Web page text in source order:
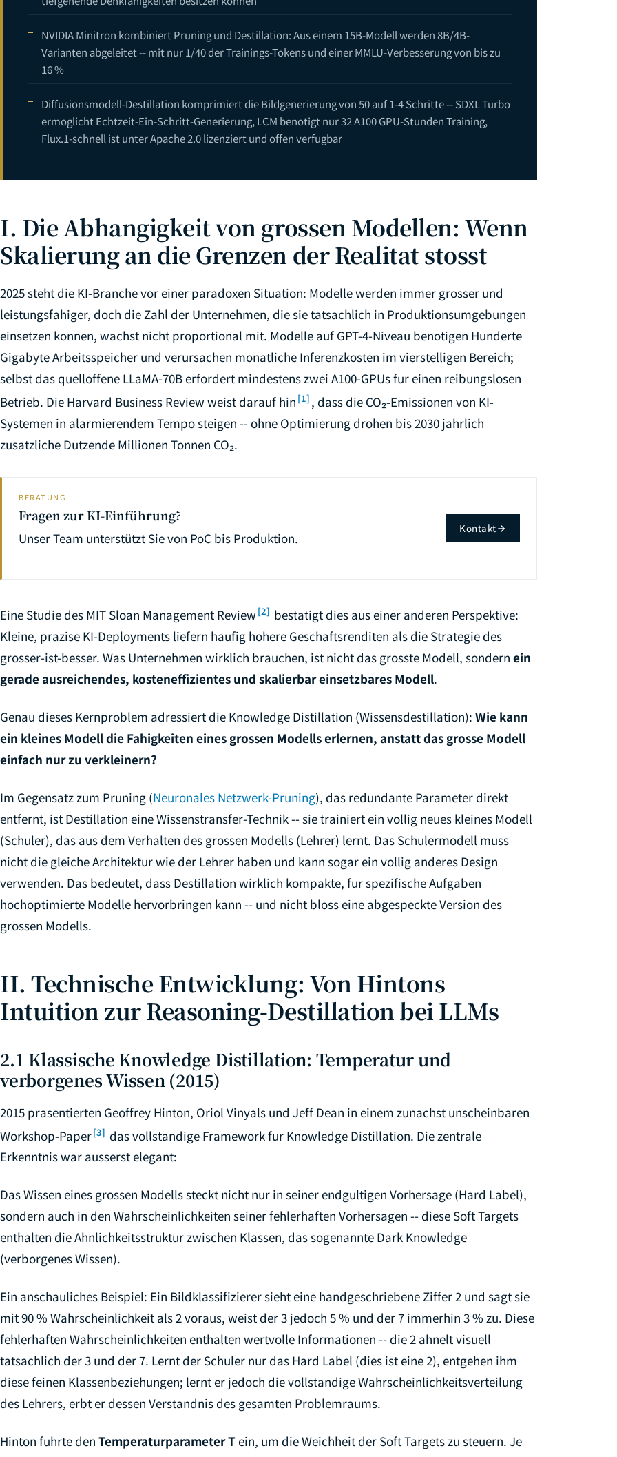
NVIDIA Minitron kombiniert Pruning und Destillation: Aus einem 15B-Modell werden 8B/4B-
Varianten abgeleitet -- mit nur 1/40 der Trainings-Tokens und einer MMLU-Verbesserung von bis zu
16 %
Diffusionsmodell-Destillation komprimiert die Bildgenerierung von 50 auf 1-4 Schritte -- SDXL Turbo
ermoglicht Echtzeit-Ein-Schritt-Generierung, LCM benotigt nur 32 A100 GPU-Stunden Training,
Flux.1-schnell ist unter Apache 2.0 lizenziert und offen verfugbar
I. Die Abhangigkeit von grossen Modellen: Wenn
Skalierung an die Grenzen der Realitat stosst
2025 steht die KI-Branche vor einer paradoxen Situation: Modelle werden immer grosser und
leistungsfahiger, doch die Zahl der Unternehmen, die sie tatsachlich in Produktionsumgebungen
einsetzen konnen, wachst nicht proportional mit. Modelle auf GPT-4-Niveau benotigen Hunderte
Gigabyte Arbeitsspeicher und verursachen monatliche Inferenzkosten im vierstelligen Bereich;
selbst das quelloffene LLaMA-70B erfordert mindestens zwei A100-GPUs fur einen reibungslosen
Betrieb. Die Harvard Business Review weist darauf hin [1] , dass die CO₂-Emissionen von KI-
Systemen in alarmierendem Tempo steigen -- ohne Optimierung drohen bis 2030 jahrlich
zusatzliche Dutzende Millionen Tonnen CO₂.
BERATUNG
Fragen zur KI-Einführung?
Unser Team unterstützt Sie von PoC bis Produktion.
Kontakt
Eine Studie des MIT Sloan Management Review [2] bestatigt dies aus einer anderen Perspektive:
Kleine, prazise KI-Deployments liefern haufig hohere Geschaftsrenditen als die Strategie des
grosser-ist-besser. Was Unternehmen wirklich brauchen, ist nicht das grosste Modell, sondern ein
gerade ausreichendes, kosteneffizientes und skalierbar einsetzbares Modell.
Genau dieses Kernproblem adressiert die Knowledge Distillation (Wissensdestillation): Wie kann
ein kleines Modell die Fahigkeiten eines grossen Modells erlernen, anstatt das grosse Modell
einfach nur zu verkleinern?
Im Gegensatz zum Pruning (Neuronales Netzwerk-Pruning), das redundante Parameter direkt
entfernt, ist Destillation eineWissenstransfer-Technik -- sie trainiert ein vollig neues kleines Modell
(Schuler), das aus dem Verhalten des grossen Modells (Lehrer) lernt. Das Schulermodell muss
nicht die gleiche Architektur wie der Lehrer haben und kann sogar ein vollig anderes Design
verwenden. Das bedeutet, dass Destillation wirklich kompakte, fur spezifische Aufgaben
hochoptimierte Modelle hervorbringen kann -- und nicht bloss eine abgespeckte Version des
grossen Modells.
II. Technische Entwicklung: Von Hintons
Intuition zur Reasoning-Destillation bei LLMs
2.1 Klassische Knowledge Distillation: Temperatur und
verborgenes Wissen (2015)
2015 prasentierten Geoffrey Hinton, Oriol Vinyals und Jeff Dean in einem zunachst unscheinbaren
Workshop-Paper[3] das vollstandige Framework fur Knowledge Distillation. Die zentrale
Erkenntnis war ausserst elegant:
Das Wissen eines grossen Modells steckt nicht nur in seiner endgultigen Vorhersage (Hard Label),
sondern auch in den Wahrscheinlichkeiten seiner fehlerhaften Vorhersagen -- diese Soft Targets
enthalten die Ahnlichkeitsstruktur zwischen Klassen, das sogenannte Dark Knowledge
(verborgenes Wissen).
Ein anschauliches Beispiel: Ein Bildklassifizierer sieht eine handgeschriebene Ziffer 2 und sagt sie
mit 90 % Wahrscheinlichkeit als 2 voraus, weist der 3 jedoch 5 % und der 7 immerhin 3 % zu. Diese
fehlerhaften Wahrscheinlichkeiten enthalten wertvolle Informationen -- die 2 ahnelt visuell
tatsachlich der 3 und der 7. Lernt der Schuler nur das Hard Label (dies ist eine 2), entgehen ihm
diese feinen Klassenbeziehungen; lernt er jedoch die vollstandige Wahrscheinlichkeitsverteilung
des Lehrers, erbt er dessen Verstandnis des gesamten Problemraums.
Hinton fuhrte den Temperaturparameter Tein, um die Weichheit der Soft Targets zu steuern. Je